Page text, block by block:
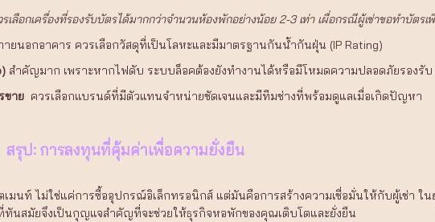
รเลือกเครื่องที่รองรับบัตรได้มากกว่าจำนวนห้องพักอย่างน้อย 2-3 เท่า เผื่อกรณีผู้เช่าขอทำบัตรเ
ยนอกอาคาร ควรเลือกวัสดุที่เป็นโลหะและมีมาตรฐานกันน้ำกันฝุ่น (IP Rating)
สำคัญมาก เพราะหากไฟดับ ระบบล็อคต้องยังทำงานได้หรือมีโหมดความปลอดภัยรองรับ
ขาย ควรเลือกแบรนด์ที่มีตัวแทนจำหน่ายชัดเจนและมีทีมช่างที่พร้อมดูแลเมื่อเกิดปัญหา
สรุป: การลงทุนที่คุ้มค่าเพื่อความยั่งยืน
มนท์ ไม่ใช่แค่การซื้ออุปกรณ์อิเล็กทรอนิกส์ แต่มันคือการสร้างความเชื่อมั่นให้กับผู้เช่า ใ
ทันสมัยจึงเป็นกุญแจสำคัญที่จะช่วยให้ธุรกิจหอพักของคุณเติบโตและยั่งยืน